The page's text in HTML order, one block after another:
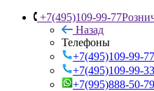
+7(495)109-99-77
Назад
Телефоны
+7(495)109-99-77
+7(495)109-99-33
+7(995)888-50-79